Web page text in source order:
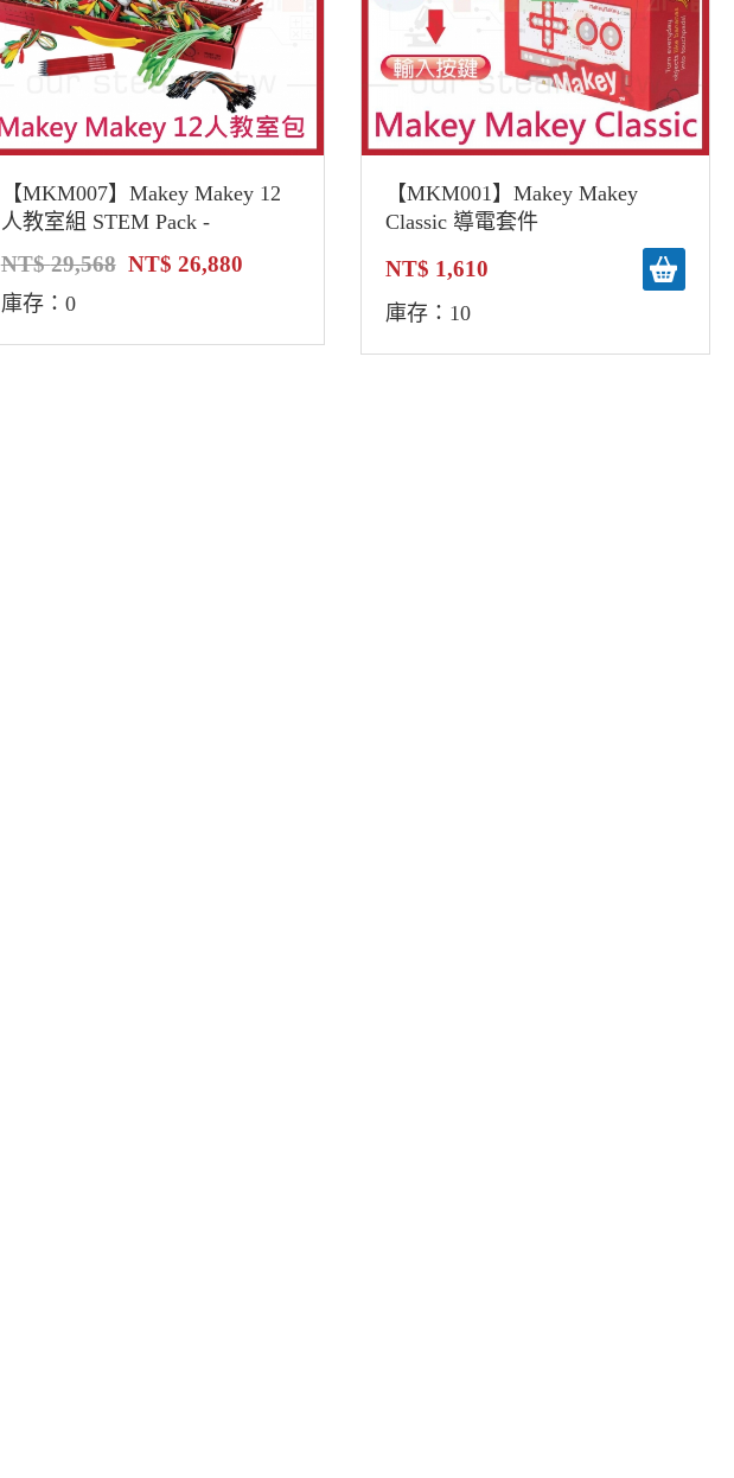
【MKM007】Makey Makey 12
人教室組 STEM Pack -
Classroom Invention Literacy Kit
教室發明素養套組 導電套件
29,568 26,880
庫存：0
【MKM001】Makey Makey
Classic 導電套件
1,610
庫存：10